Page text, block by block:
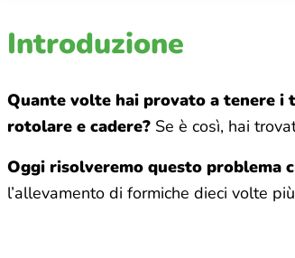
Introduzione
Quante volte hai provato a tenere i
rotolare e cadere? Se è così, hai
Oggi risolveremo questo problema
l’allevamento di formiche dieci volte